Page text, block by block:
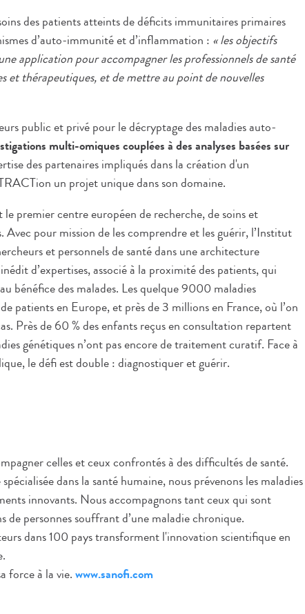
des patients atteints de déficits immunitaires primaires
d’auto-immunité et d’inflammation : « les objectifs
application pour accompagner les professionnels de santé
et thérapeutiques, et de mettre au point de nouvelles
public et privé pour le décryptage des maladies auto-
multi-omiques couplées à des analyses basées sur
des partenaires impliqués dans la création d'un
un projet unique dans son domaine.
le premier centre européen de recherche, de soins et
Avec pour mission de les comprendre et les guérir, l’Institut
et personnels de santé dans une architecture
d’expertises, associé à la proximité des patients, qui
bénéfice des malades. Les quelque 9000 maladies
patients en Europe, et près de 3 millions en France, où l’on
Près de 60 % des enfants reçus en consultation repartent
génétiques n’ont pas encore de traitement curatif. Face à
le défi est double : diagnostiquer et guérir.
celles et ceux confrontés à des difficultés de santé.
dans la santé humaine, nous prévenons les maladies
innovants. Nous accompagnons tant ceux qui sont
de personnes souffrant d’une maladie chronique.
dans 100 pays transforment l'innovation scientifique en
force à la vie.www.sanofi.com